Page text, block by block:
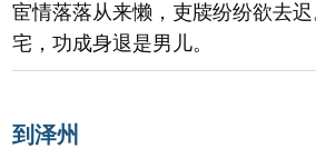
宦情落落从来懒，吏牍纷纷欲去
宅，功成身退是男儿。
到泽州